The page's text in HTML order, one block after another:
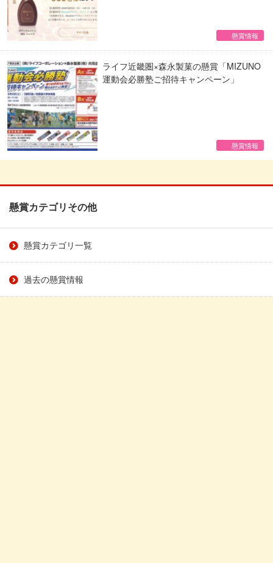
懸賞情報
ライフ近畿圏×森永製菓の懸賞「MIZUNO
運動会必勝塾ご招待キャンペーン」
懸賞情報
懸賞カテゴリその他
懸賞カテゴリ一覧
過去の懸賞情報